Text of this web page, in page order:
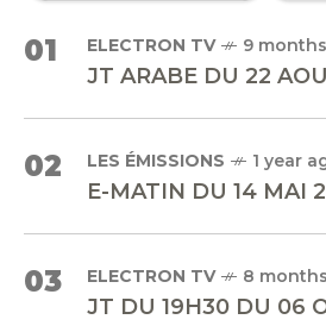
01 ELECTRON TV 9
JT ARABE DU 22
02 LES ÉMISSIONS 1 year
E-MATIN DU 14 MAI
03 ELECTRON TV 8
JT DU 19H30 DU 06